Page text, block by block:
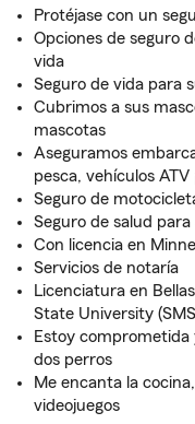
Protéjase con un
Opciones de seguro
vida
Seguro de vida para
Cubrimos a sus
mascotas
Aseguramos
pesca, vehículos
Seguro de
Seguro de salud
Con licencia en
Servicios de notaría
Licenciatura en
State University
Estoy
dos perros
Me encanta la
videojuegos